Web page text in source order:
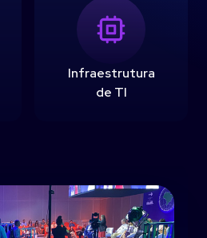
Infraestrutura
de TI